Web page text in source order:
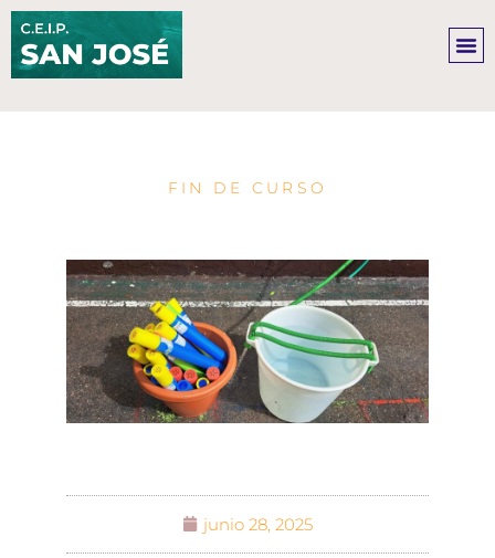
contenido
FIN DE CURSO
junio 28, 2025